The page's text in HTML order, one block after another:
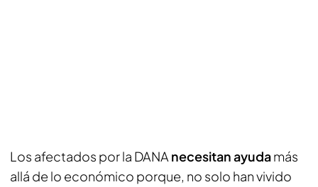
Los afectados por la DANA necesitan ayudamás
allá de lo económico porque, no solo han vivido